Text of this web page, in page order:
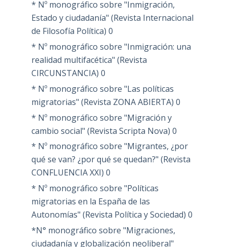
* Nº monográfico sobre "Inmigración,
Estado y ciudadanía" (Revista Internacional
de Filosofía Política) 0
* Nº monográfico sobre "Inmigración: una
realidad multifacética" (Revista
CIRCUNSTANCIA) 0
* Nº monográfico sobre "Las políticas
migratorias" (Revista ZONA ABIERTA) 0
* Nº monográfico sobre "Migración y
cambio social" (Revista Scripta Nova) 0
* Nº monográfico sobre "Migrantes, ¿por
qué se van? ¿por qué se quedan?" (Revista
CONFLUENCIA XXI) 0
* Nº monográfico sobre "Políticas
migratorias en la España de las
Autonomías" (Revista Política y Sociedad) 0
*N° monográfico sobre "Migraciones,
ciudadanía y globalización neoliberal"